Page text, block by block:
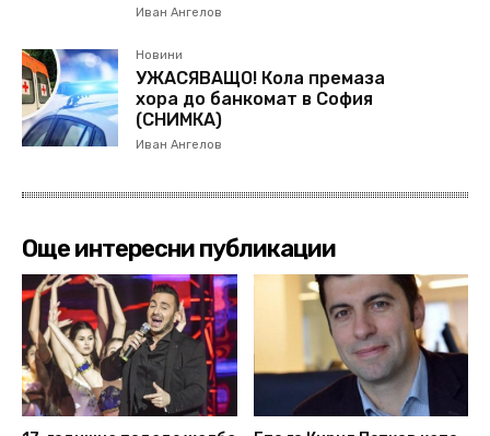
Иван Ангелов
Новини
УЖАСЯВАЩО! Кола премаза
хора до банкомат в София
(СНИМКА)
Иван Ангелов
Още интересни публикации